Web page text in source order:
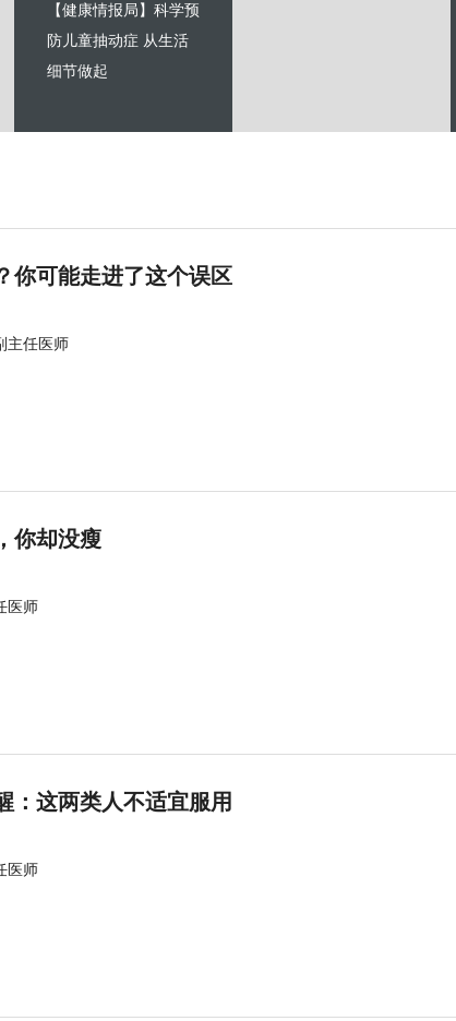
【健康情报局】科学预
防儿童抽动症 从生活
细节做起
你可能走进了这个误区
主任医师
你却没瘦
医师
：这两类人不适宜服用
医师